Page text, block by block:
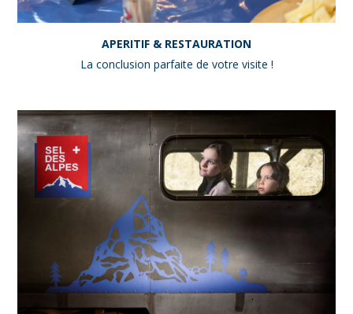
APERITIF & RESTAURATION
La conclusion parfaite de votre visite !